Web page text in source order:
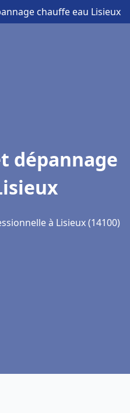
chauffe eau Lisieux
dépannage
à Lisieux (14100)